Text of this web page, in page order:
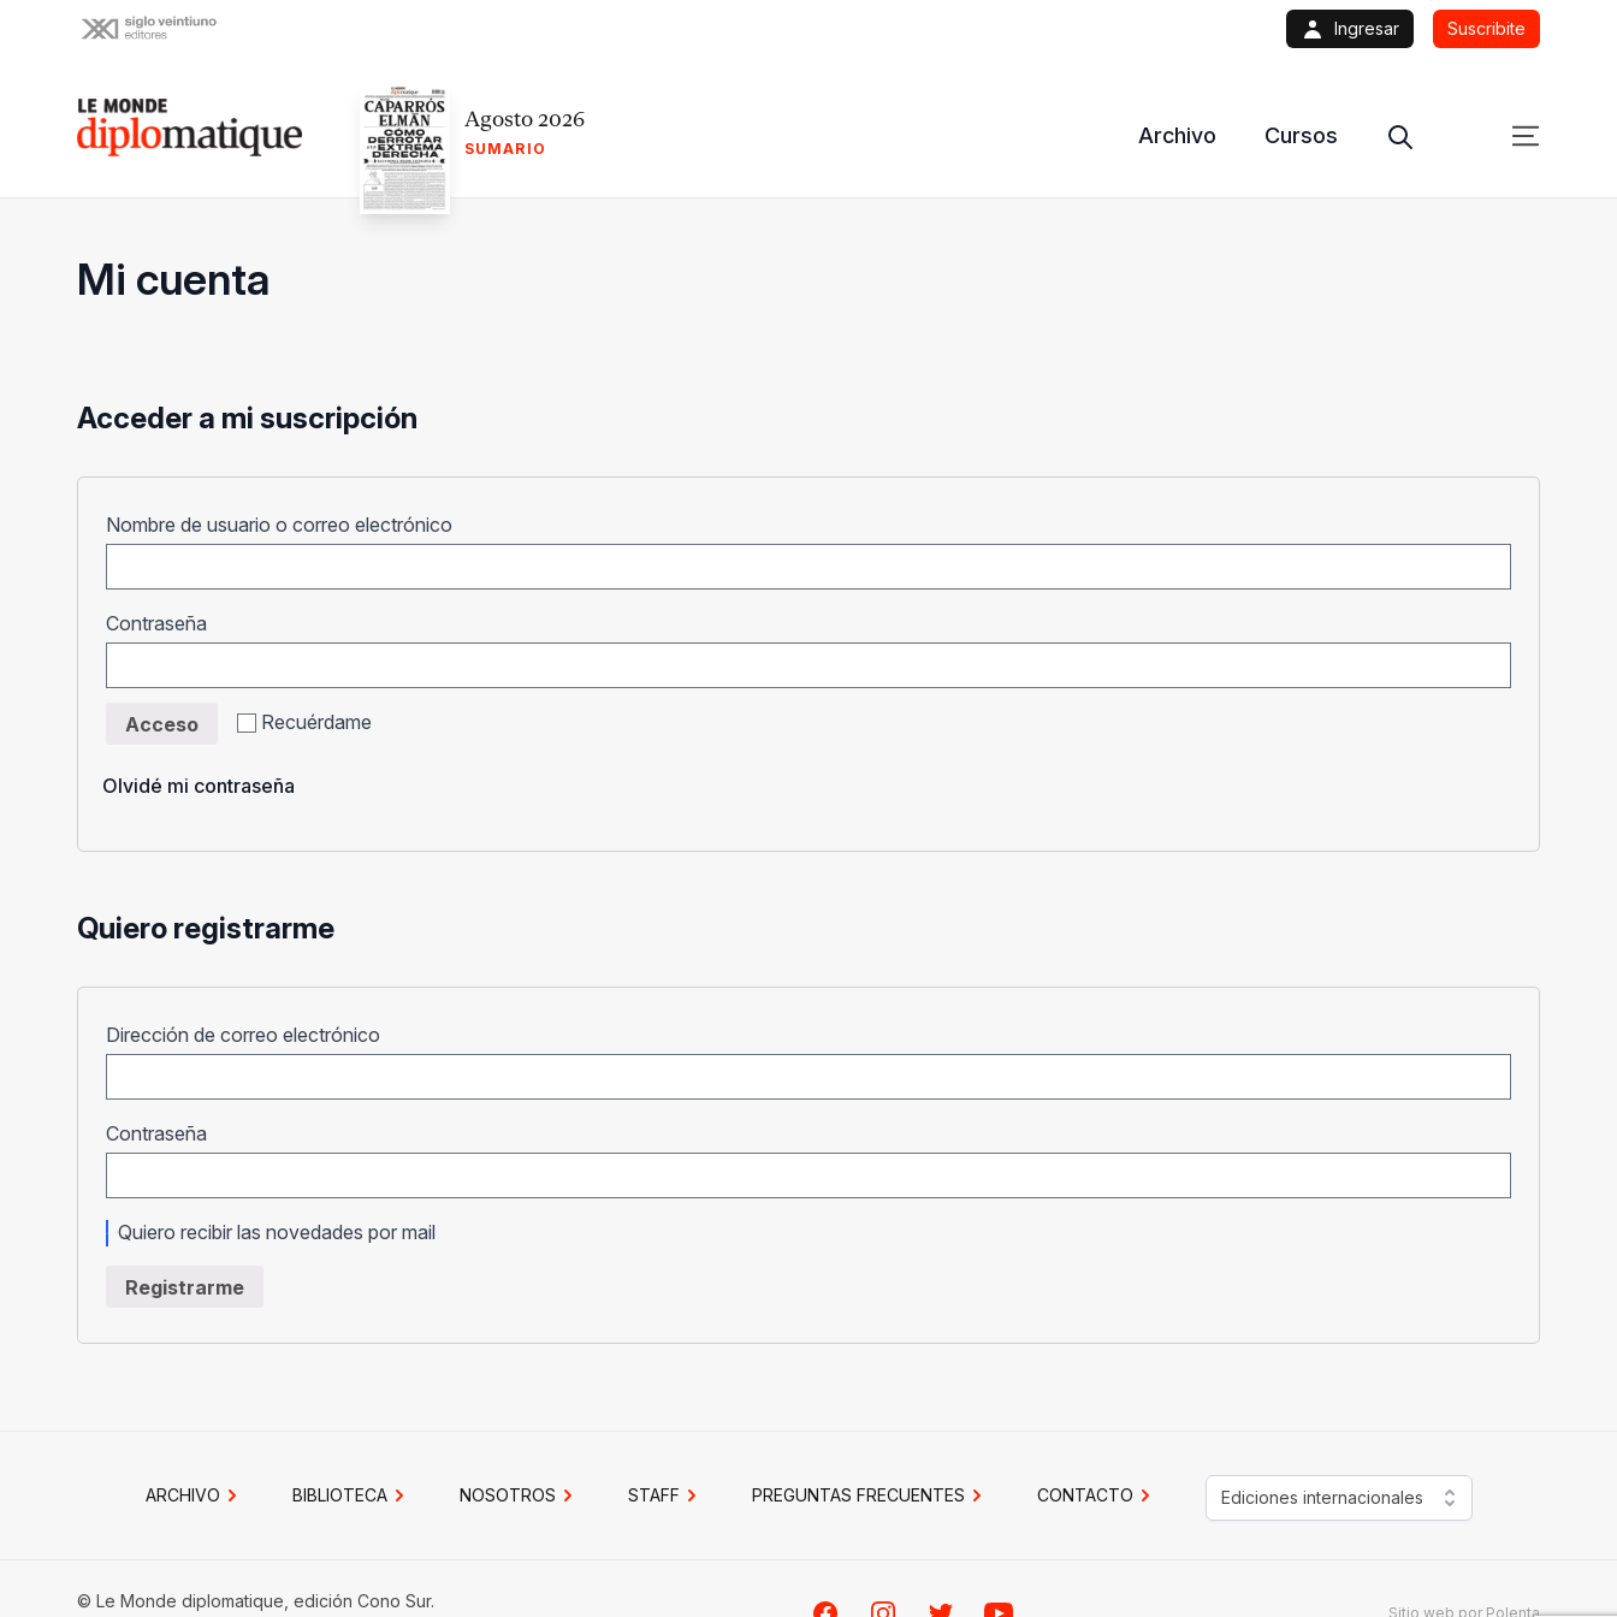
Ingresar Suscribite
Le monde diplomatique Agosto 2026
SUMARIO
Archivo Cursos
Mi cuenta
Acceder a mi suscripción
Nombre de usuario o correo electrónico
Contraseña
Recuérdame
Acceso
Olvidé mi contraseña
Quiero registrarme
Dirección de correo electrónico
Contraseña
Quiero recibir las novedades por mail
Registrarme
ARCHIVO BIBLIOTECA NOSOTROS STAFF PREGUNTAS FRECUENTES CONTACTO Ediciones internacionales
© Le Monde diplomatique, edición Cono Sur.
Sitio web por Polenta